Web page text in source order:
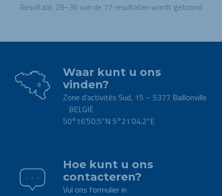
Resultaat 28–36 van de 77 resultaten wordt getoond
Waar kunt u ons
vinden?
Zone d’activités Sud, 15 – 5377 Baillonville
BELGIË
50°16’50.5″N 5°21’04.2″E
Hoe kunt u ons
contacteren?
Vul ons formulier in